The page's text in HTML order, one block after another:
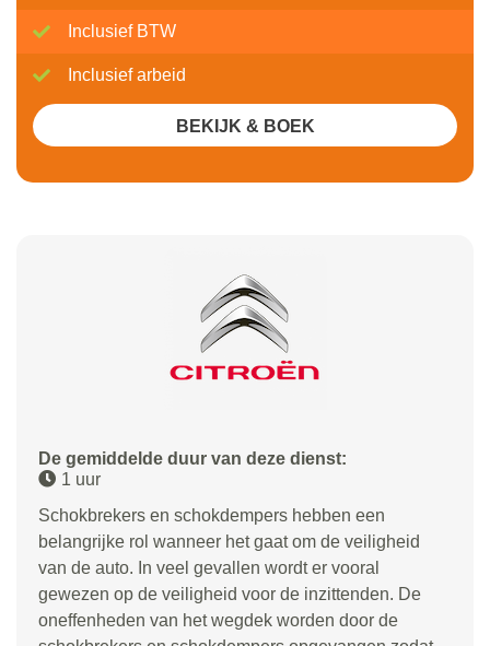
De gemiddelde duur van deze dienst:
1 uur
Schokbrekers en schokdempers hebben een
belangrijke rol wanneer het gaat om de veiligheid
van de auto. In veel gevallen wordt er vooral
gewezen op de veiligheid voor de inzittenden. De
oneffenheden van het wegdek worden door de
Inclusief BTW
Inclusief arbeid
BEKIJK & BOEK